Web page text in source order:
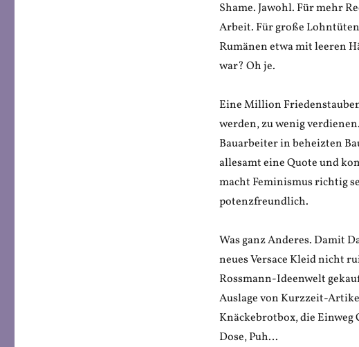
Shame. Jawohl. Für mehr
Arbeit. Für große
Rumänen etwa mit leeren
war? Oh je.
Eine Million
werden, zu wenig
Bauarbeiter in beheizten
allesamt eine Quote und
macht Feminismus richtig
potenzfreundlich.
Was ganz Anderes. Damit
neues Versace Kleid nicht
Rossmann-Ideenwelt
Auslage von Kurzzeit-
Knäckebrotbox, die
Dose, Puh…